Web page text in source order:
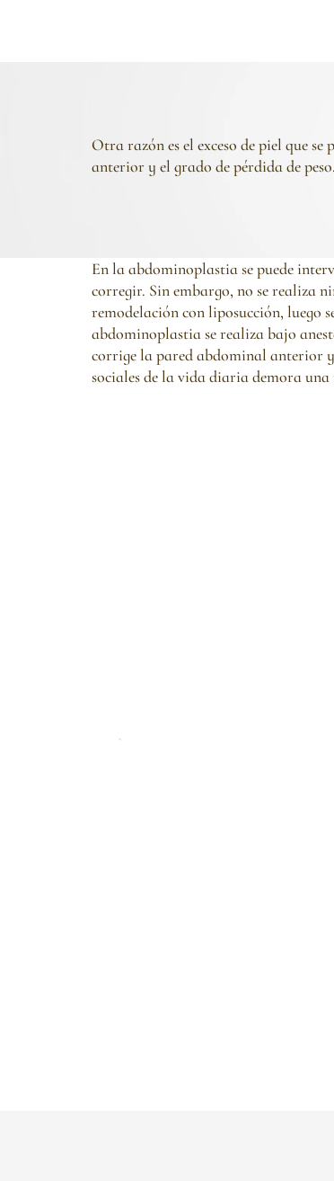
Otra razón es el exceso de piel que se
anterior y el grado de pérdida de
En la abdominoplastia se puede
corregir. Sin embargo, no se realiza
remodelación con liposucción, luego
abdominoplastia se realiza bajo
corrige la pared abdominal anterior y
sociales de la vida diaria demora una